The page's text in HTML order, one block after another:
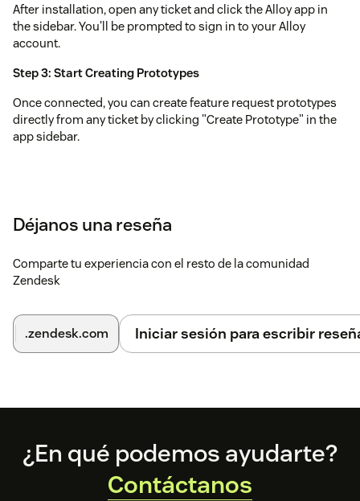
After installation, open any ticket and click the Alloy app in
the sidebar. You'll be prompted to sign in to your Alloy
account.
Step 3: Start Creating Prototypes
Once connected, you can create feature request prototypes
directly from any ticket by clicking "Create Prototype" in the
app sidebar.
Déjanos una reseña
Comparte tu experiencia con el resto de la comunidad
Zendesk
.zendesk.com Iniciar sesión para escribir
Footer
¿En qué podemos ayudarte?
Contáctanos